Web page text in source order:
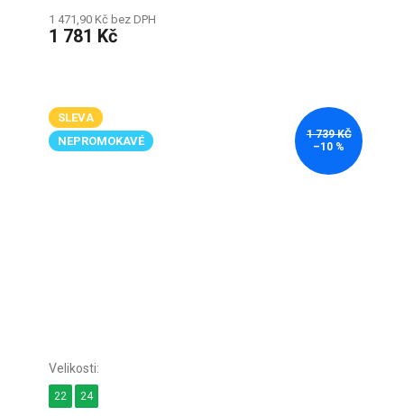
1 471,90 Kč bez DPH
1 781 Kč
SLEVA
NEPROMOKAVÉ
1 739 KČ
–10 %
22 24